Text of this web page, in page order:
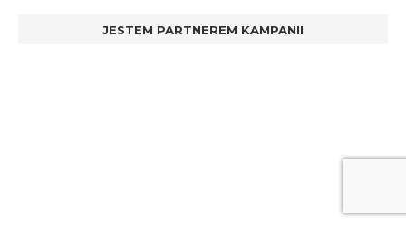
JESTEM PARTNEREM KAMPANII